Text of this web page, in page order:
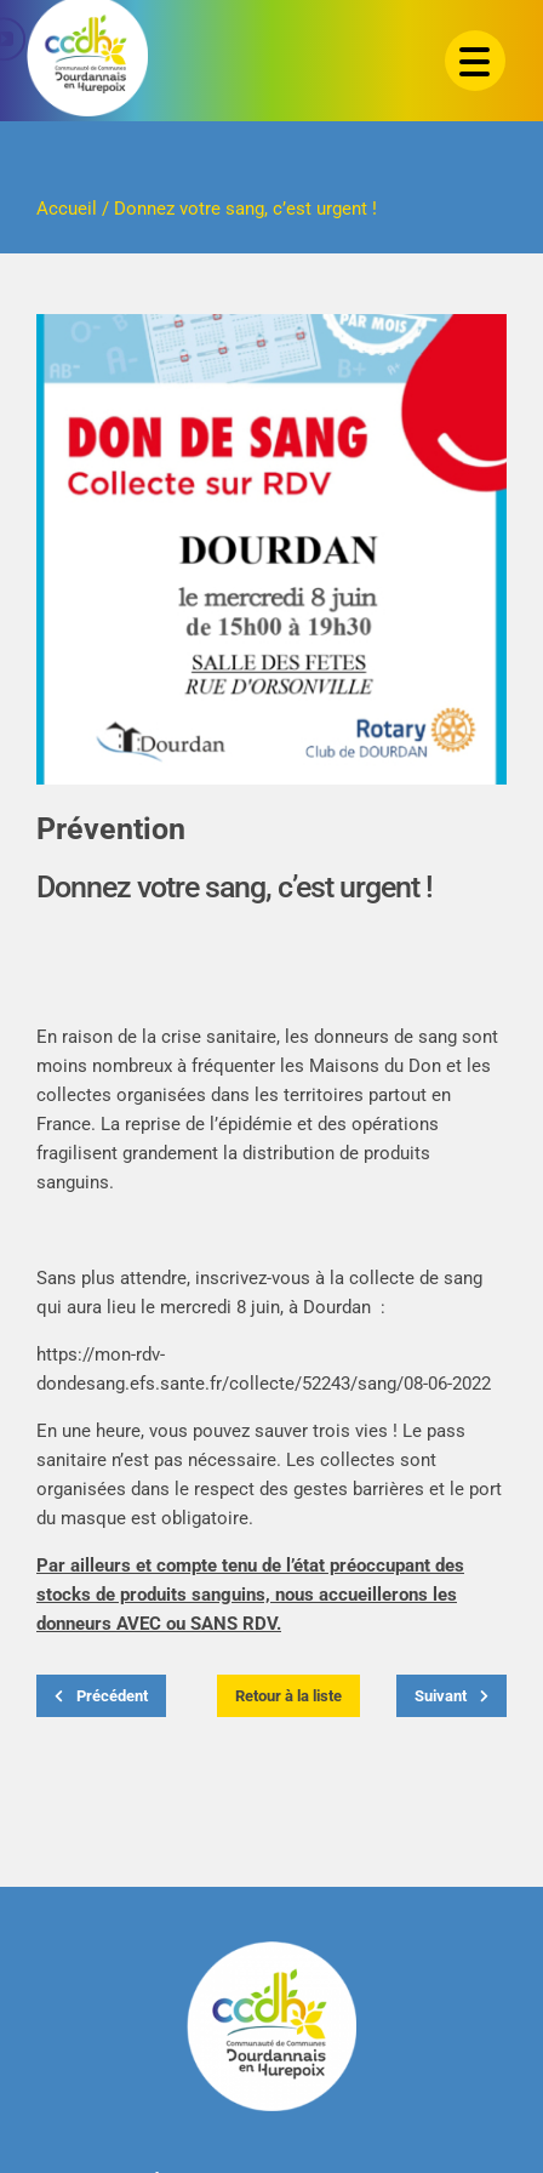
Passer
contenu
Accueil / Donnez votre sang, c’est urgent !
Prévention
Donnez votre sang, c’est urgent !
En raison de la crise sanitaire, les donneurs de sang sont
moins nombreux à fréquenter les Maisons du Don et les
collectes organisées dans les territoires partout en
France. La reprise de l’épidémie et des opérations
fragilisent grandement la distribution de produits
sanguins.
Sans plus attendre, inscrivez-vous à la collecte de sang
qui aura lieu le mercredi 8 juin, à Dourdan :
https://mon-rdv-
dondesang.efs.sante.fr/collecte/52243/sang/08-06-2022
En une heure, vous pouvez sauver trois vies ! Le pass
sanitaire n’est pas nécessaire. Les collectes sont
organisées dans le respect des gestes barrières et le port
du masque est obligatoire.
Par ailleurs et compte tenu de l’état préoccupant des
stocks de produits sanguins, nous accueillerons les
donneurs AVEC ou SANS RDV.
Précédent Retour à la liste Suivant